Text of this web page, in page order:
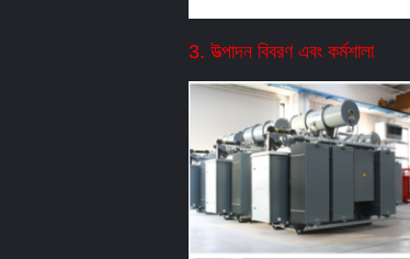
3. উত্পাদন বিবরণ এবং কর্মশালা